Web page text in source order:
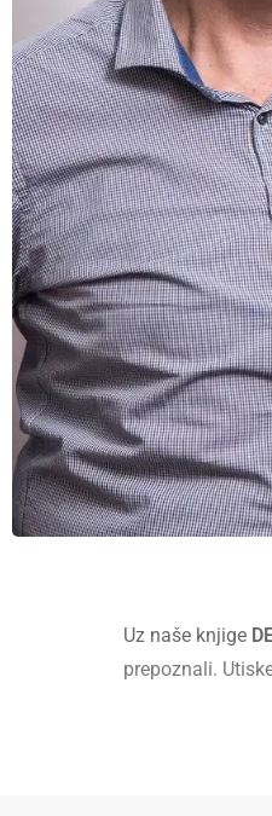
Uz naše knjige
prepoznali.